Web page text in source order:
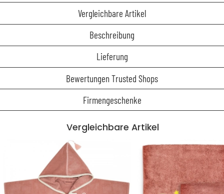
Vergleichbare Artikel
Beschreibung
Lieferung
Bewertungen Trusted Shops
Firmengeschenke
Vergleichbare Artikel